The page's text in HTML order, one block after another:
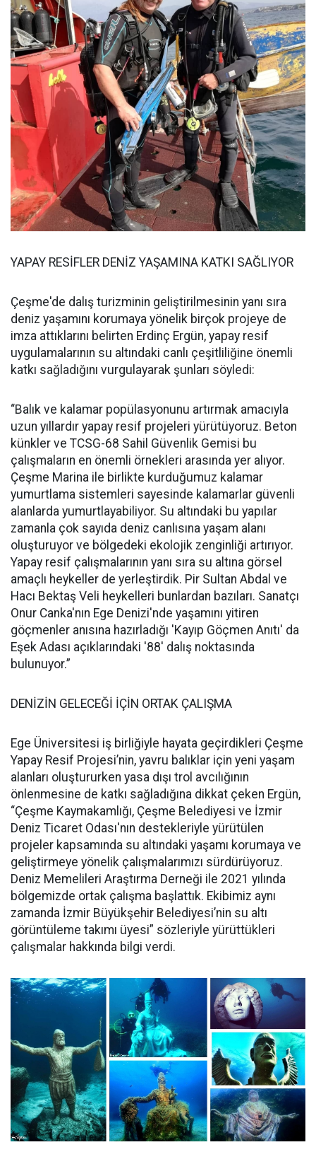
YAPAY RESİFLER DENİZ YAŞAMINA KATKI SAĞLIYOR
Çeşme'de dalış turizminin geliştirilmesinin yanı sıra
deniz yaşamını korumaya yönelik birçok projeye de
imza attıklarını belirten Erdinç Ergün, yapay resif
uygulamalarının su altındaki canlı çeşitliliğine önemli
katkı sağladığını vurgulayarak şunları söyledi:
“Balık ve kalamar popülasyonunu artırmak amacıyla
uzun yıllardır yapay resif projeleri yürütüyoruz. Beton
künkler ve TCSG-68 Sahil Güvenlik Gemisi bu
çalışmaların en önemli örnekleri arasında yer alıyor.
Çeşme Marina ile birlikte kurduğumuz kalamar
yumurtlama sistemleri sayesinde kalamarlar güvenli
alanlarda yumurtlayabiliyor. Su altındaki bu yapılar
zamanla çok sayıda deniz canlısına yaşam alanı
oluşturuyor ve bölgedeki ekolojik zenginliği artırıyor.
Yapay resif çalışmalarının yanı sıra su altına görsel
amaçlı heykeller de yerleştirdik. Pir Sultan Abdal ve
Hacı Bektaş Veli heykelleri bunlardan bazıları. Sanatçı
Onur Canka'nın Ege Denizi'nde yaşamını yitiren
göçmenler anısına hazırladığı 'Kayıp Göçmen Anıtı' da
Eşek Adası açıklarındaki '88' dalış noktasında
bulunuyor.”
DENİZİN GELECEĞİ İÇİN ORTAK ÇALIŞMA
Ege Üniversitesi iş birliğiyle hayata geçirdikleri Çeşme
Yapay Resif Projesi’nin, yavru balıklar için yeni yaşam
alanları oluştururken yasa dışı trol avcılığının
önlenmesine de katkı sağladığına dikkat çeken Ergün,
“Çeşme Kaymakamlığı, Çeşme Belediyesi ve İzmir
Deniz Ticaret Odası'nın destekleriyle yürütülen
projeler kapsamında su altındaki yaşamı korumaya ve
geliştirmeye yönelik çalışmalarımızı sürdürüyoruz.
Deniz Memelileri Araştırma Derneği ile 2021 yılında
bölgemizde ortak çalışma başlattık. Ekibimiz aynı
zamanda İzmir Büyükşehir Belediyesi’nin su altı
görüntüleme takımı üyesi” sözleriyle yürüttükleri
çalışmalar hakkında bilgi verdi.